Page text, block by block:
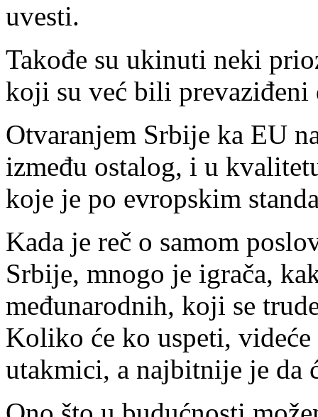
uvesti.
Takođe su ukinuti neki
koji su već bili
Otvaranjem Srbije ka EU
između ostalog, i u
koje je po evropskim
Kada je reč o samom
Srbije, mnogo je igrača,
međunarodnih, koji se
Koliko će ko uspeti,
utakmici, a najbitnije je da